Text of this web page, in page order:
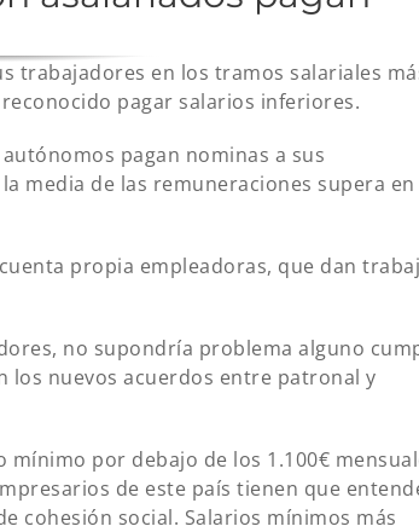
trabajadores en los tramos salariales
pagar salarios inferiores.
pagan nominas a sus
media de las remuneraciones supera en
propia empleadoras, que dan
no supondría problema alguno
los nuevos acuerdos entre patronal y
mínimo por debajo de los 1.100€
de este país tienen que
cohesión social. Salarios mínimos más